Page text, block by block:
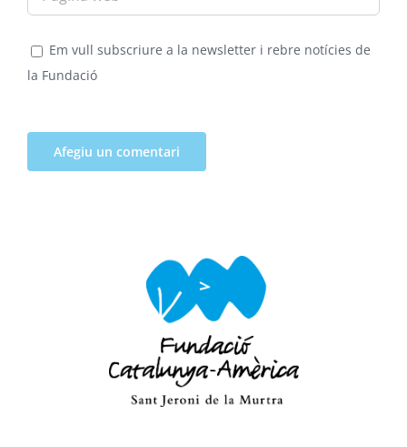
Em vull subscriure a la newsletter i rebre notícies de
la Fundació